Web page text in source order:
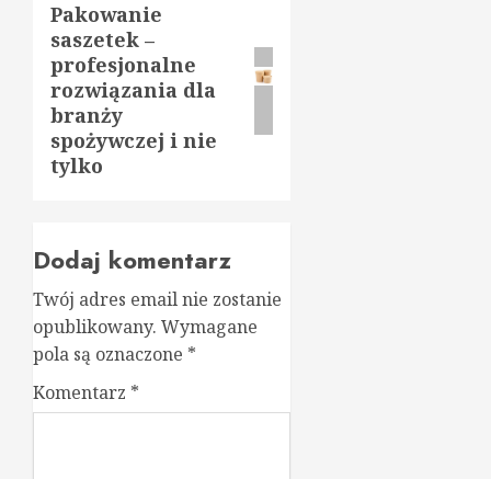
Następny
wpis:
Pakowanie
saszetek –
profesjonalne
rozwiązania dla
branży
spożywczej i nie
tylko
Dodaj komentarz
Twój adres email nie zostanie
opublikowany. Wymagane
pola są oznaczone *
Komentarz *